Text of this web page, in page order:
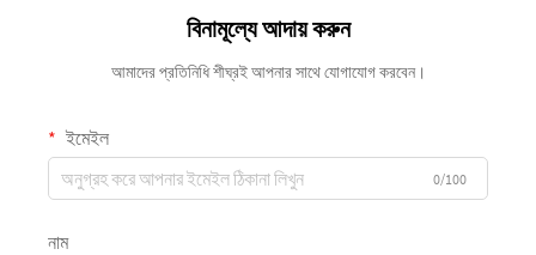
বিনামূল্যে আদায় করুন
আমাদের প্রতিনিধি শীঘ্রই আপনার সাথে যোগাযোগ করবেন।
ইমেইল
0/100
নাম